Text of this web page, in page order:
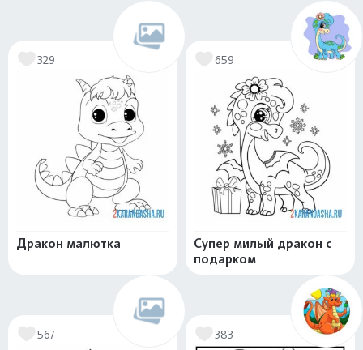
329
Дракон малютка
659
Супер милый дракон с
подарком
567 383